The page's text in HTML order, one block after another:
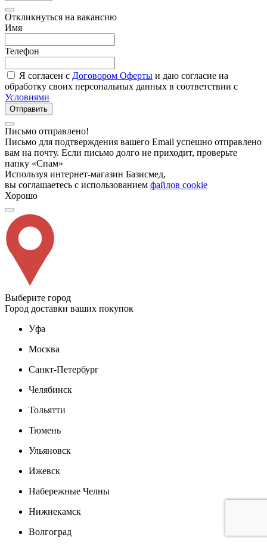
Откликнуться на вакансию
Имя
Телефон
Я согласен с Договором Оферты и даю согласие на
обработку своих персональных данных в соответствии с
Условиями
Отправить
Письмо отправлено!
Письмо для подтверждения вашего Email успешно отправлено
вам на почту. Если письмо долго не приходит, проверьте
папку «Спам»
Используя интернет-магазин Базисмед,
вы соглашаетесь с использованием файлов cookie
Хорошо
Выберите город
Город доставки ваших покупок
Уфа
Москва
Санкт-Петербург
Челябинск
Тольятти
Тюмень
Ульяновск
Ижевск
Набережные Челны
Нижнекамск
Волгоград